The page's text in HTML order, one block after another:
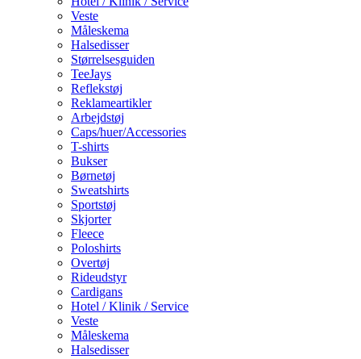
Veste
Måleskema
Halsedisser
Størrelsesguiden
TeeJays
Reflekstøj
Reklameartikler
Arbejdstøj
Caps/huer/Accessories
T-shirts
Bukser
Børnetøj
Sweatshirts
Sportstøj
Skjorter
Fleece
Poloshirts
Overtøj
Rideudstyr
Cardigans
Hotel / Klinik / Service
Veste
Måleskema
Halsedisser